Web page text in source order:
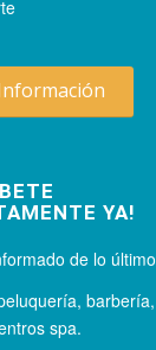
YA!
de lo
barbería,
spa.